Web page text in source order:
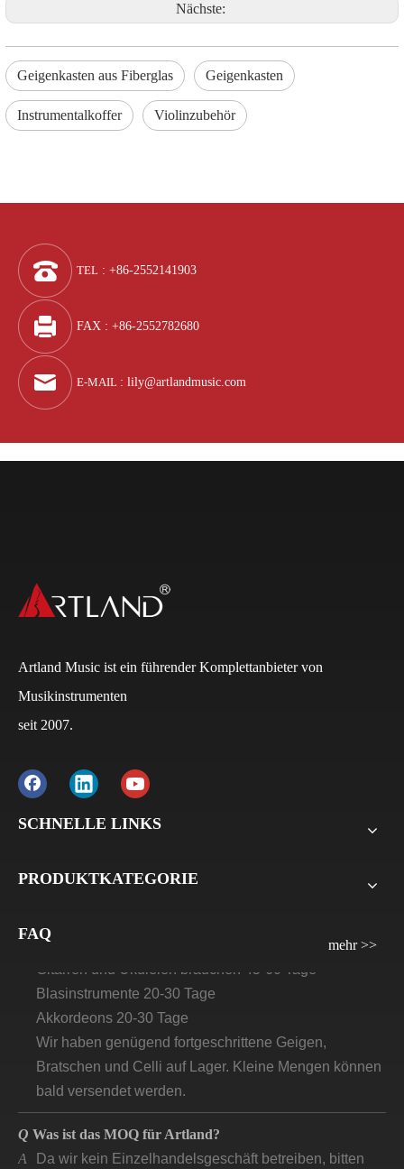
Nächste:
Geigenkasten aus Fiberglas Geigenkasten
Instrumentalkoffer Violinzubehör
TEL : +86-2552141903
FAX : +86-2552782680
E-MAIL : lily@artlandmusic.com
Artland Music ist ein führender Komplettanbieter von
Musikinstrumenten
seit 2007.
SCHNELLE LINKS
PRODUKTKATEGORIE
FAQ
mehr >>
QWie lauten die Zahlungsbedingungen?
und der Restbetrag 70 % auf die B/L-Kopie. Bei LCL
beträgt die Anzahlung 30 %, der Restbetrag 70 % vor
der Lieferung. Für alle Musterbestellungen verlangen
A Violinen, Bratsche, Celli: 30 Tage–45 Tage
Wir haben genügend fortgeschrittene Geigen,
Bratschen und Celli auf Lager. Kleine Mengen können
A